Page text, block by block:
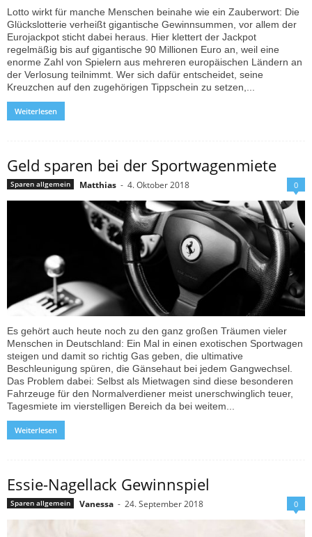
Lotto wirkt für manche Menschen beinahe wie ein Zauberwort: Die
Glückslotterie verheißt gigantische Gewinnsummen, vor allem der
Eurojackpot sticht dabei heraus. Hier klettert der Jackpot
regelmäßig bis auf gigantische 90 Millionen Euro an, weil eine
enorme Zahl von Spielern aus mehreren europäischen Ländern an
der Verlosung teilnimmt. Wer sich dafür entscheidet, seine
Kreuzchen auf den zugehörigen Tippschein zu setzen,...
Weiterlesen
Geld sparen bei der Sportwagenmiete
Sparen allgemein Matthias - 4. Oktober 2018 0
Es gehört auch heute noch zu den ganz großen Träumen vieler
Menschen in Deutschland: Ein Mal in einen exotischen Sportwagen
steigen und damit so richtig Gas geben, die ultimative
Beschleunigung spüren, die Gänsehaut bei jedem Gangwechsel.
Das Problem dabei: Selbst als Mietwagen sind diese besonderen
Fahrzeuge für den Normalverdiener meist unerschwinglich teuer,
Tagesmiete im vierstelligen Bereich da bei weitem...
Weiterlesen
Essie-Nagellack Gewinnspiel
Sparen allgemein Vanessa - 24. September 2018 0